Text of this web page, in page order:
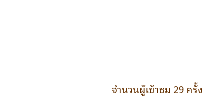
จำนวนผู้เข้าชม 29 ครั้ง